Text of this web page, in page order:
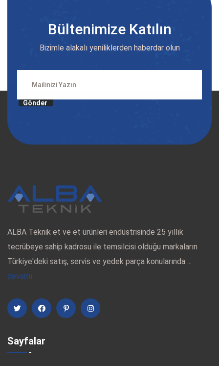
Bültenimize Katılın
Bizimle alakalı yeniliklerden haberdar olun
Gönder
ALBA Teknik et ve et ürünleri endüstrisinde 25 yıllık
tecrübeye sahip kadrosu ile temsilcisi olduğu markaların
Türkiye'deki satış, servis ve yedek parça konularında ...
devamı
Sayfalar